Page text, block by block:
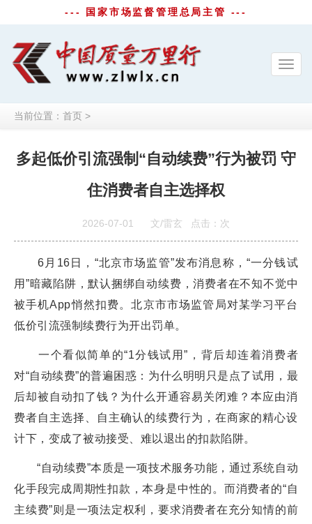
--- 国家市场监督管理总局主管 ---
当前位置： 首页 >
多起低价引流强制“自动续费”行为被罚 守
住消费者自主选择权
2026-07-01 文/雷玄 点击： 次
6月16日，“北京市场监管”发布消息称，“一分钱试
用”暗藏陷阱，默认捆绑自动续费，消费者在不知不觉中
被手机App悄然扣费。北京市市场监管局对某学习平台
低价引流强制续费行为开出罚单。
一个看似简单的“1分钱试用”，背后却连着消费者
对“自动续费”的普遍困惑：为什么明明只是点了试用，最
后却被自动扣了钱？为什么开通容易关闭难？本应由消
费者自主选择、自主确认的续费行为，在商家的精心设
计下，变成了被动接受、难以退出的扣款陷阱。
“自动续费”本质是一项技术服务功能，通过系统自动
化手段完成周期性扣款，本身是中性的。而消费者的“自
主续费”则是一项法定权利，要求消费者在充分知情的前